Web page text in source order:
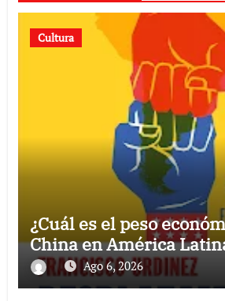
Cultura
¿Cuál es el peso
China en América
Ago 6, 2026